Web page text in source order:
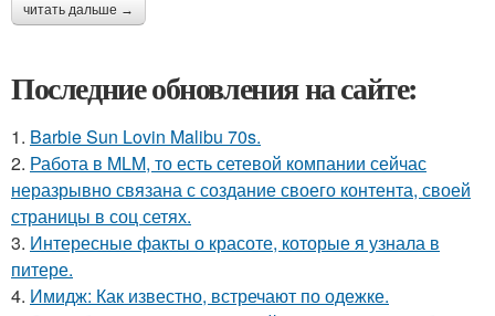
читать дальше →
Последние обновления на сайте:
1. Barbie Sun Lovin Malibu 70s.
2. Работа в MLM, то есть сетевой компании сейчас
неразрывно связана с создание своего контента, своей
страницы в соц сетях.
3. Интересные факты о красоте, которые я узнала в
питере.
4. Имидж: Как известно, встречают по одежке.